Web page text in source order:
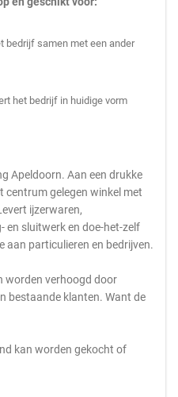
bedrijf samen met een ander
het bedrijf in huidige vorm
Apeldoorn. Aan een drukke
centrum gelegen winkel met
ijzerwaren,
en sluitwerk en doe-het-zelf
aan particulieren en bedrijven.
worden verhoogd door
bestaande klanten. Want de
kan worden gekocht of